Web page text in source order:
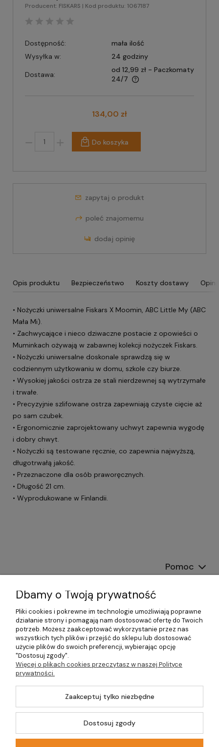
Producent: FISKARS | Kod produktu: 1067187
Dostępność:
mała ilość
Wysyłka w:
24 godziny
Dostawa:
od 12,99 zł - Paczkomaty
24/7
134,00 zł
Do koszyka
zapytaj o produkt
poleć znajomemu
dodaj opinię
Opis produktu Bezpieczeństwo Koszty dostawy
• Nożyczki uniwersalne Fiskars X Moomin, ABC Little My (ABC
Mała Mi).
• Zachwycające i nieco dziwaczne postacie z opowieści o
Muminkach ożywają w zabawnej kolekcji nożyczek Fiskars.
• Nożyczki uniwersalne doskonale sprawdzą się w
codziennym użytkowaniu w domu, szkole czy biurze.
• Wysokiej jakości ostrza ze stali nierdzewnej są wytrzymałe
i trwałe.
• Precyzyjnie szlifowane ostrza zapewniają czyste cięcie aż
po sam czubek.
• Ergonomicznie zaprojektowany uchwyt zapewnia wygodę
i dobry chwyt.
• Nożyczki są testowane ręcznie, co zapewnia najwyższą,
długotrwałą jakość.
• Przeznaczone dla osób praworęcznych.
• Długość 21 cm.
• Wyprodukowane w Finlandii.
Pomoc
Moje konto
Gwarancja i zwroty
O firmie
©2026 Wszelkie Prawa Zastrzeżone | DOM-OGRÓD-HOBBY.PL
Dbamy o Twoją prywatność
Pliki cookies i pokrewne im technologie umożliwiają poprawne
działanie strony i pomagają nam dostosować ofertę do Twoich
potrzeb. Możesz zaakceptować wykorzystanie przez nas
wszystkich tych plików i przejść do sklepu lub dostosować
użycie plików do swoich preferencji, wybierając opcję
"Dostosuj zgody".
Więcej o plikach cookies przeczytasz w naszej Polityce
prywatności.
Zaakceptuj tylko niezbędne
Dostosuj zgody